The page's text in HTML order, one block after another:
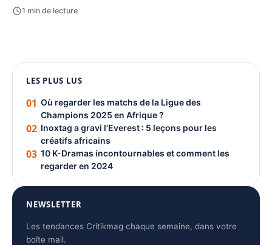
1 min de lecture
PUBLICITÉ
LES PLUS LUS
01 Où regarder les matchs de la Ligue des
Champions 2025 en Afrique ?
02 Inoxtag a gravi l’Everest : 5 leçons pour les
créatifs africains
03 10 K-Dramas incontournables et comment les
regarder en 2024
NEWSLETTER
Les tendances Critikmag chaque semaine, dans votre
boîte mail.